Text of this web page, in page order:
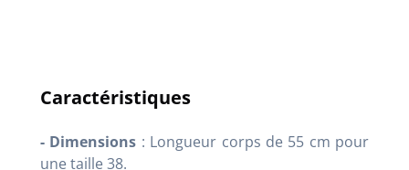
Caractéristiques
- Dimensions : Longueur corps de 55 cm pour
une taille 38.